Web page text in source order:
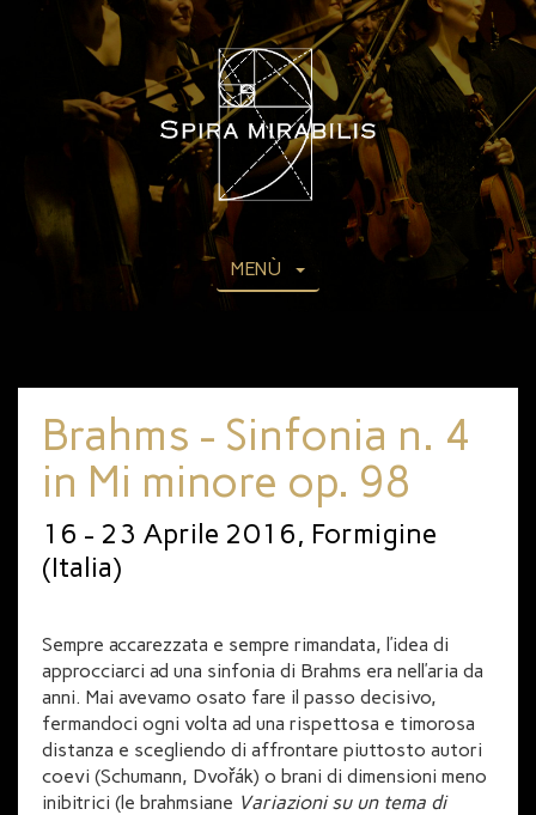
MENÙ
Brahms - Sinfonia n. 4
in Mi minore op. 98
16 - 23 Aprile 2016, Formigine
(Italia)
Sempre accarezzata e sempre rimandata, l’idea di
approcciarci ad una sinfonia di Brahms era nell’aria da
anni. Mai avevamo osato fare il passo decisivo,
fermandoci ogni volta ad una rispettosa e timorosa
distanza e scegliendo di affrontare piuttosto autori
coevi (Schumann, Dvořák) o brani di dimensioni meno
inibitrici (le brahmsiane Variazioni su un tema di